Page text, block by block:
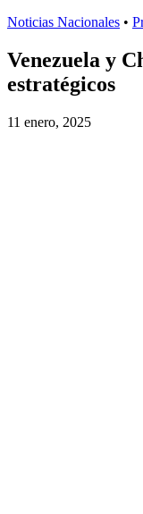
Noticias Nacionales •
Venezuela y
estratégicos
11 enero, 2025